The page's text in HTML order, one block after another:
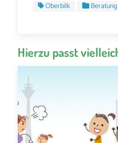
Oberbilk
Beratung
Hierzu passt